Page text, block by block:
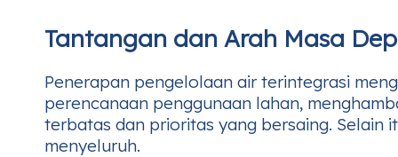
Tantangan dan Arah Masa
Penerapan pengelolaan air terintegrasi
perencanaan penggunaan lahan,
terbatas dan prioritas yang bersaing. Selain
menyeluruh.